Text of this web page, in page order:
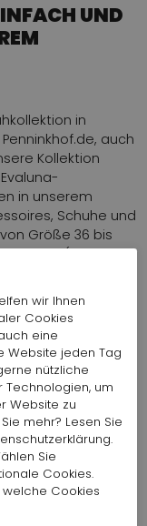
UND
in
auch
Kollektion
in unserem
Schuhe und
Größe 36 bis
Marken (wo
Angebot.
oftmals auch
Taschen
of Charme,
dazu passend
Görtz über High
bis hin zu
Outfit.
SIND
und den
wir Ihnen
Cookies
eine
Website jeden Tag
nützliche
Technologien, um
Website zu
mehr? Lesen Sie
Sie
Cookies.
Cookies